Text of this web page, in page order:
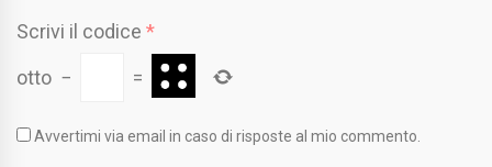
Scrivi il codice *
otto − =
Avvertimi via email in caso di risposte al mio commento.